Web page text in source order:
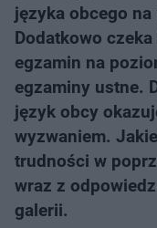
języka obcego
Dodatkowo
egzamin na
egzaminy ustne.
język obcy
wyzwaniem.
trudności w
wraz z
galerii.